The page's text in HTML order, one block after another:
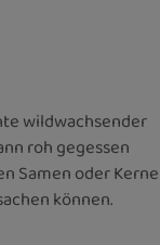
wildwachsender
roh gegessen
Samen oder Kerne
können.